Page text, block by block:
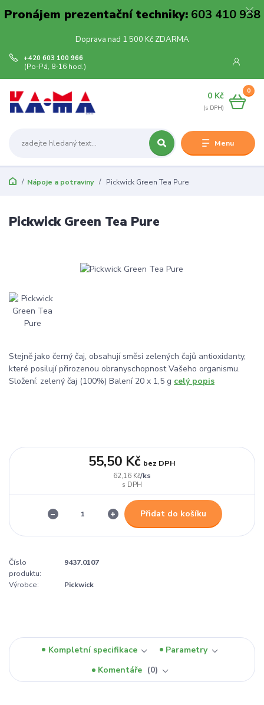
Pronájem prezentační techniky:603 410 938
Doprava nad 1 500 Kč ZDARMA
Menu
+420 603 100 966
(Po-Pá, 8-16 hod.)
0
0 Kč
Nápoje a potraviny Pickwick Green Tea Pure
Pickwick Green Tea Pure
Stejně jako černý čaj, obsahují směsi zelených čajů antioxidanty,
které posilují přirozenou obranyschopnost Vašeho organismu.
Složení: zelený čaj (100%) Balení 20 x 1,5 g celý popis
62,16 Kč/ks
55,50 Kč bez DPH
Přidat do košíku
Číslo
produktu:
9437.0107
Výrobce: Pickwick
Kompletní specifikace
Parametry
Komentáře
0